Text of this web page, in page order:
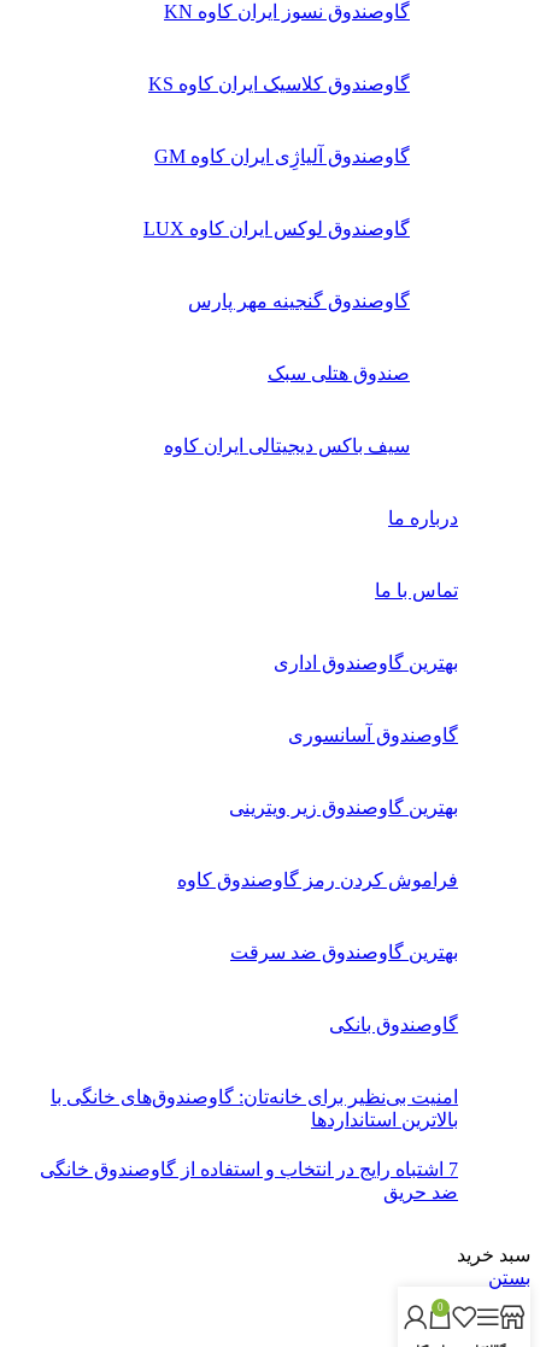
گاوصندوق نسوز ایران کاوه KN
گاوصندوق کلاسیک ایران کاوه KS
گاوصندوق آلیاژِی ایران کاوه GM
گاوصندوق لوکس ایران کاوه LUX
گاوصندوق گنجینه مهر پارس
صندوق هتلی سبک
سیف باکس دیجیتالی ایران کاوه
درباره ما
تماس با ما
بهترین گاوصندوق اداری
گاوصندوق آسانسوری
بهترین گاوصندوق زیر ویترینی
فراموش کردن رمز گاوصندوق کاوه
بهترین گاوصندوق ضد سرقت
گاوصندوق بانکی
امنیت بی‌نظیر برای خانه‌تان: گاوصندوق‌های خانگی با
بالاترین استانداردها
7 اشتباه رایج در انتخاب و استفاده از گاوصندوق خانگی
ضد حریق
سبد خرید
بستن
0